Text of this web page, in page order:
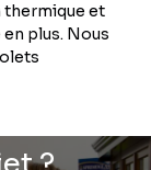
thermique et
plus. Nous